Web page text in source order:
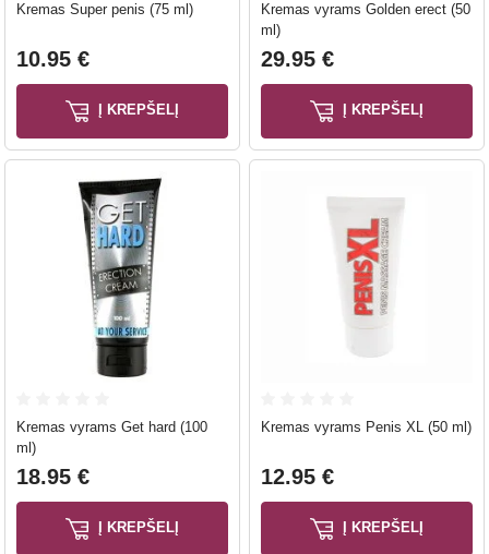
Kremas Super penis (75 ml)
10.95 €
Į KREPŠELĮ
Kremas vyrams Golden erect (50
ml)
29.95 €
Į KREPŠELĮ
Kremas vyrams Get hard (100
ml)
18.95 €
Į KREPŠELĮ
Kremas vyrams Penis XL (50 ml)
12.95 €
Į KREPŠELĮ